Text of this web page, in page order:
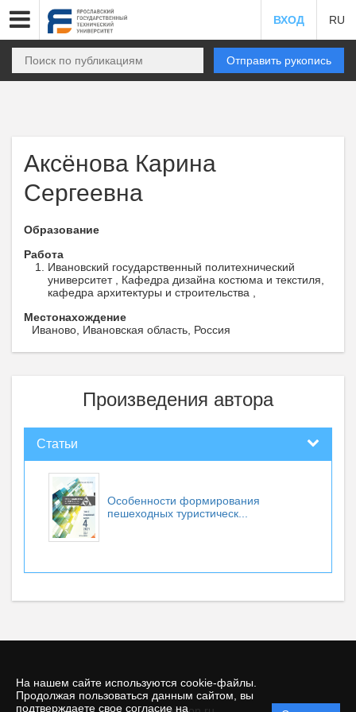
На нашем сайте используются cookie-файлы.
Продолжая пользоваться данным сайтом, вы
подтверждаете свое согласие на
ВХОД RU
Отправить рукопись
Аксёнова Карина
Сергеевна
Образование
Работа
Ивановский государственный политехнический
университет , Кафедра дизайна костюма и текстиля,
кафедра архитектуры и строительства ,
Местонахождение
Иваново, Ивановская область, Россия
Произведения автора
Статьи
Особенности формирования
пешеходных туристическ...